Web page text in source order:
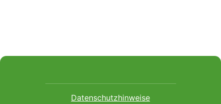
Datenschutzhinweise